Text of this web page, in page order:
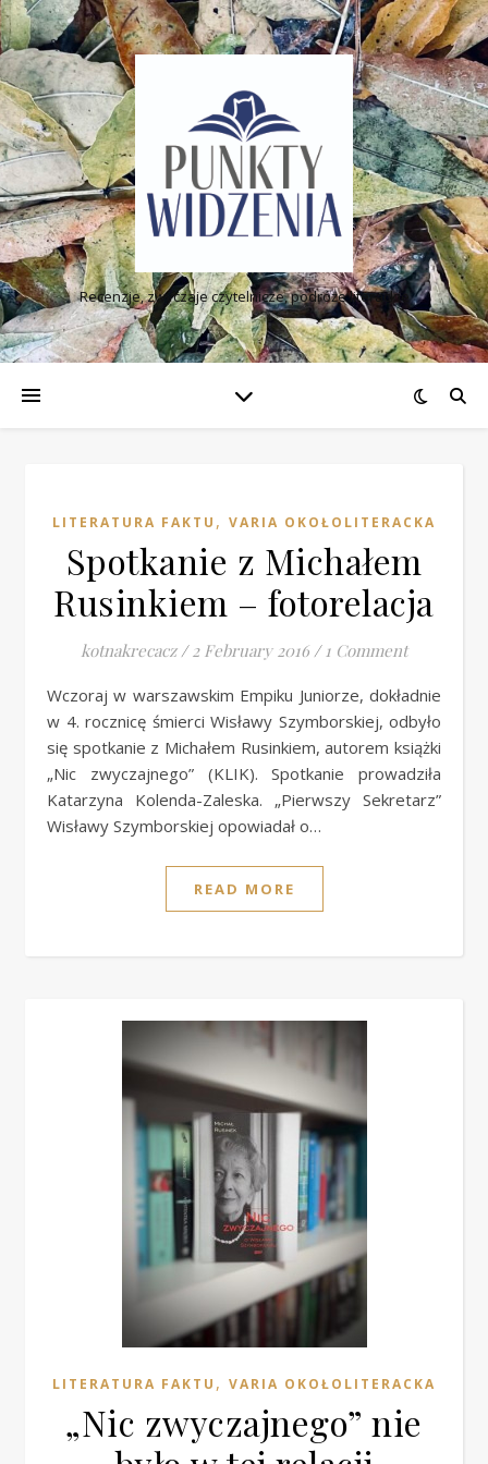
Recenzje, zwyczaje czytelnicze, podróże literackie
LITERATURA FAKTU , VARIA OKOŁOLITERACKA
Spotkanie z Michałem
Rusinkiem – fotorelacja
kotnakrecacz / 2 February 2016 / 1 Comment
Wczoraj w warszawskim Empiku Juniorze, dokładnie
w 4. rocznicę śmierci Wisławy Szymborskiej, odbyło
się spotkanie z Michałem Rusinkiem, autorem książki
„Nic zwyczajnego” (KLIK). Spotkanie prowadziła
Katarzyna Kolenda-Zaleska. „Pierwszy Sekretarz”
Wisławy Szymborskiej opowiadał o…
READ MORE
LITERATURA FAKTU , VARIA OKOŁOLITERACKA
„Nic zwyczajnego” nie